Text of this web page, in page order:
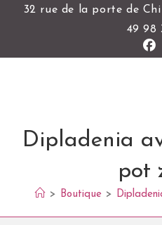
32 rue de la porte de
49 98
Dipladenia
pot
> Boutique >